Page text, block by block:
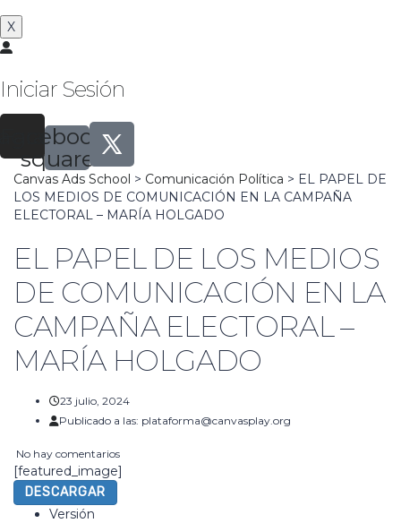
X
Iniciar Sesión
Facebook-
square
Canvas Ads School > Comunicación Política > EL PAPEL DE
LOS MEDIOS DE COMUNICACIÓN EN LA CAMPAÑA
ELECTORAL – MARÍA HOLGADO
EL PAPEL DE LOS MEDIOS
DE COMUNICACIÓN EN LA
CAMPAÑA ELECTORAL –
MARÍA HOLGADO
23 julio, 2024
Publicado a las: plataforma@canvasplay.org
No hay comentarios
[featured_image]
DESCARGAR
Versión